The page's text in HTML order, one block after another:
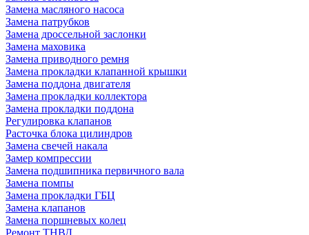
Замена масляного насоса
Замена патрубков
Замена дроссельной заслонки
Замена маховика
Замена приводного ремня
Замена прокладки клапанной крышки
Замена поддона двигателя
Замена прокладки коллектора
Замена прокладки поддона
Регулировка клапанов
Расточка блока цилиндров
Замена свечей накала
Замер компрессии
Замена подшипника первичного вала
Замена помпы
Замена прокладки ГБЦ
Замена клапанов
Замена поршневых колец
Ремонт ТНВД